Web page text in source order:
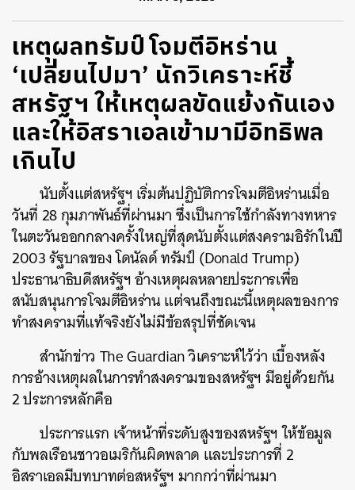
เหตุผลทรัมป์โจมตีอิหร่าน
‘เปลี่ยนไปมา’ นักวิเคราะห์ชี้
สหรัฐฯ ให้เหตุผลขัดแย้งกันเอง
และให้อิสราเอลเข้ามามีอิทธิพล
เกินไป
นับตั้งแต่สหรัฐฯ เริ่มต้นปฏิบัติการโจมตีอิหร่านเมื่อ
วันที่ 28 กุมภาพันธ์ที่ผ่านมา ซึ่งเป็นการใช้กำลังทางทหาร
ในตะวันออกกลางครั้งใหญ่ที่สุดนับตั้งแต่สงครามอิรักในปี
2003 รัฐบาลของ โดนัลด์ ทรัมป์ (Donald Trump)
ประธานาธิบดีสหรัฐฯ อ้างเหตุผลหลายประการเพื่อ
สนับสนุนการโจมตีอิหร่าน แต่จนถึงขณะนี้เหตุผลของการ
ทำสงครามที่แท้จริงยังไม่มีข้อสรุปที่ชัดเจน
สำนักข่าว The Guardian วิเคราะห์ไว้ว่า เบื้องหลัง
การอ้างเหตุผลในการทำสงครามของสหรัฐฯ มีอยู่ด้วยกัน
2 ประการหลักคือ
ประการแรก เจ้าหน้าที่ระดับสูงของสหรัฐฯ ให้ข้อมูล
กับพลเรือนชาวอเมริกันผิดพลาด และประการที่ 2
อิสราเอลมีบทบาทต่อสหรัฐฯ มากกว่าที่ผ่านมา